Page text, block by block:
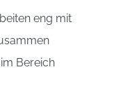
eng mit
Bereich